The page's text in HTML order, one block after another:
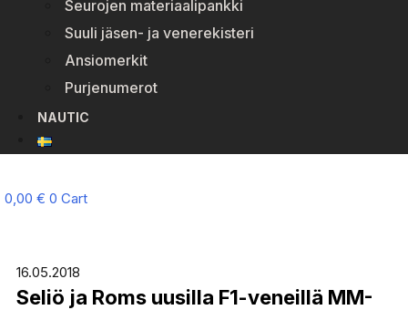
Seurojen materiaalipankki
Suuli jäsen- ja venerekisteri
Ansiomerkit
Purjenumerot
NAUTIC
0,00 € 0 Cart
16.05.2018
Seliö ja Roms uusilla F1-veneillä MM-